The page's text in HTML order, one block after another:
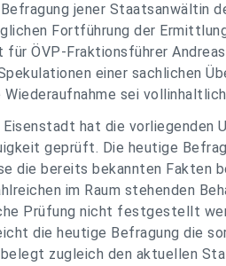
jener Staatsanwältin
Fortführung der
ÖVP-Fraktionsführer
einer sachlichen
sei
hat die vorliegenden
geprüft. Die heutige
die bereits bekannten Fakten
im Raum stehenden
Prüfung nicht festgestellt
die heutige Befragung die
zugleich den aktuellen